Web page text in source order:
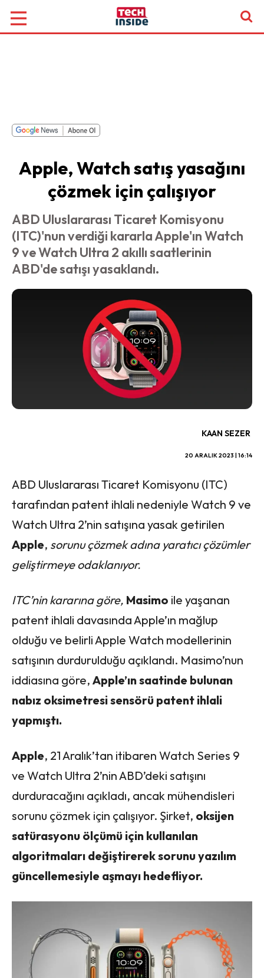
Apple, Watch satış yasağını
çözmek için çalışıyor
ABD Uluslararası Ticaret Komisyonu
(ITC)'nun verdiği kararla Apple'ın Watch
9 ve Watch Ultra 2 akıllı saatlerinin
ABD'de satışı yasaklandı.
KAAN SEZER
20 ARALIK 2023 | 16:14
ABD Uluslararası Ticaret Komisyonu (ITC)
tarafından patent ihlali nedeniyle Watch 9 ve
Watch Ultra 2’nin satışına yasak getirilen
Apple, sorunu çözmek adına yaratıcı çözümler
geliştirmeye odaklanıyor.
ITC’nin kararına göre, Masimo ile yaşanan
patent ihlali davasında Apple’ın mağlup
olduğu ve belirli Apple Watch modellerinin
satışının durdurulduğu açıklandı. Masimo’nun
iddiasına göre, Apple’ın saatinde bulunan
nabız oksimetresi sensörü patent ihlali
yapmıştı.
Apple, 21 Aralık’tan itibaren Watch Series 9
ve Watch Ultra 2’nin ABD’deki satışını
durduracağını açıkladı, ancak mühendisleri
sorunu çözmek için çalışıyor. Şirket, oksijen
satürasyonu ölçümü için kullanılan
algoritmaları değiştirerek sorunu yazılım
güncellemesiyle aşmayı hedefliyor.